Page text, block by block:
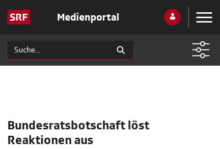
Medienportal
Bundesratsbotschaft löst
Reaktionen aus